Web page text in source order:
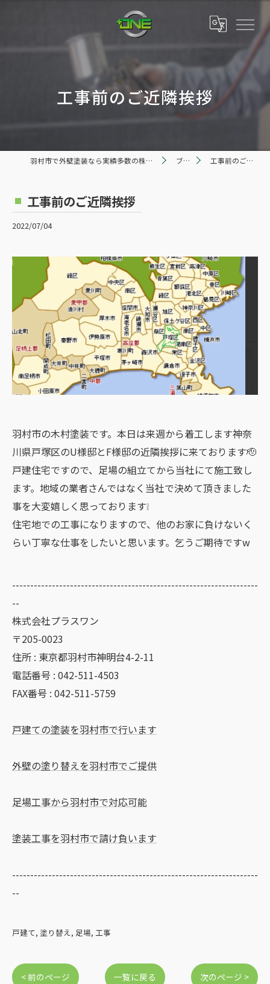
工事前のご近隣挨拶
羽村市で外壁塗装なら実績多数の株式会社プラスワン ブログ 工事前のご近隣挨拶
工事前のご近隣挨拶
2022/07/04
羽村市の木村塗装です。本日は来週から着工します神奈
川県戸塚区のU様邸とF様邸の近隣挨拶に来ております🫡
戸建住宅ですので、足場の組立てから当社にて施工致し
ます。地域の業者さんではなく当社で決めて頂きました
事を大変嬉しく思っております❕
住宅地での工事になりますので、他のお家に負けないく
らい丁寧な仕事をしたいと思います。乞うご期待ですw
--------------------------------------------------------------------
--
株式会社プラスワン
〒205-0023
住所 : 東京都羽村市神明台4-2-11
電話番号 : 042-511-4503
FAX番号 : 042-511-5759
戸建ての塗装を羽村市で行います
外壁の塗り替えを羽村市でご提供
足場工事から羽村市で対応可能
塗装工事を羽村市で請け負います
--------------------------------------------------------------------
--
戸建て 塗り替え 足場 工事
< 前のページ 一覧に戻る 次のページ >